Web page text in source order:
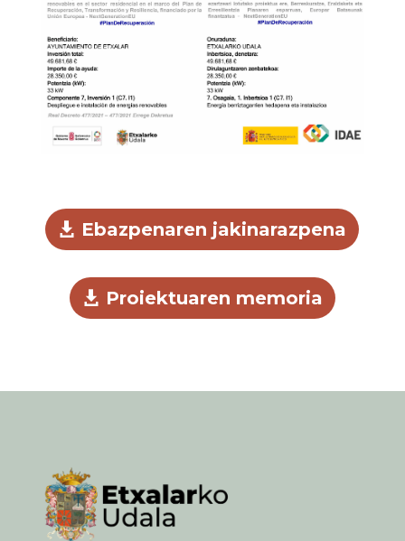
Ebazpenaren jakinarazpena
Proiektuaren memoria